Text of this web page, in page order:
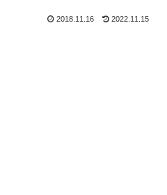
2018.11.16 2022.11.15